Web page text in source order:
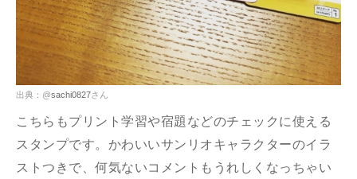
出典：@sachi0827さん
こちらもプリント学習や宿題などのチェックに使える
スタンプです。かわいいサンリオキャラクターのイラ
ストつきで、何気ないコメントもうれしくなっちゃい